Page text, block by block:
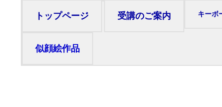
トップページ 受講のご案内 キーボ
似顔絵作品